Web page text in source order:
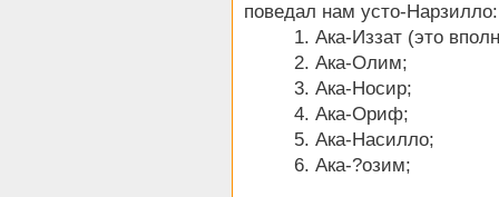
поведал нам усто-Нарзилло:
1. Ака-Иззат (это
2. Ака-Олим;
3. Ака-Носир;
4. Ака-Ориф;
5. Ака-Насилло;
6. Ака-?озим;